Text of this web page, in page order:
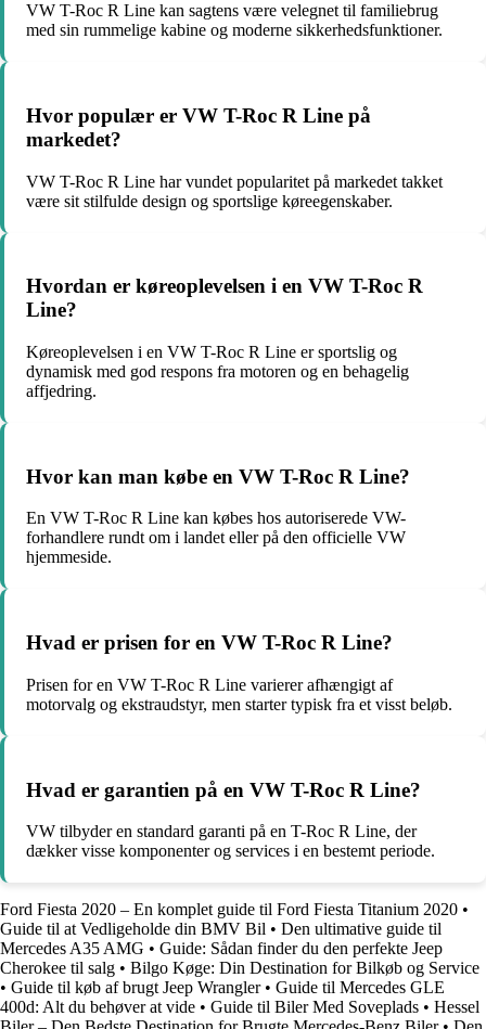
VW T-Roc R Line kan sagtens være velegnet til familiebrug
med sin rummelige kabine og moderne sikkerhedsfunktioner.
Hvor populær er VW T-Roc R Line på
markedet?
VW T-Roc R Line har vundet popularitet på markedet takket
være sit stilfulde design og sportslige køreegenskaber.
Hvordan er køreoplevelsen i en VW T-Roc R
Line?
Køreoplevelsen i en VW T-Roc R Line er sportslig og
dynamisk med god respons fra motoren og en behagelig
affjedring.
Hvor kan man købe en VW T-Roc R Line?
En VW T-Roc R Line kan købes hos autoriserede VW-
forhandlere rundt om i landet eller på den officielle VW
hjemmeside.
Hvad er prisen for en VW T-Roc R Line?
Prisen for en VW T-Roc R Line varierer afhængigt af
motorvalg og ekstraudstyr, men starter typisk fra et visst beløb.
Hvad er garantien på en VW T-Roc R Line?
VW tilbyder en standard garanti på en T-Roc R Line, der
dækker visse komponenter og services i en bestemt periode.
Ford Fiesta 2020 – En komplet guide til Ford Fiesta Titanium 2020 •
Guide til at Vedligeholde din BMV Bil • Den ultimative guide til
Mercedes A35 AMG • Guide: Sådan finder du den perfekte Jeep
Cherokee til salg • Bilgo Køge: Din Destination for Bilkøb og Service
• Guide til køb af brugt Jeep Wrangler• Guide til Mercedes GLE
400d: Alt du behøver at vide • Guide til Biler Med Soveplads • Hessel